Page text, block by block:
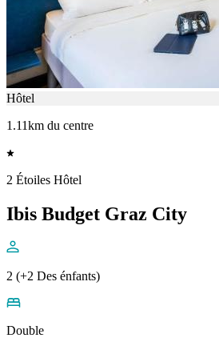
Hôtel
1.11km du centre
2 Étoiles Hôtel
Ibis Budget Graz City
2 (+2 Des énfants)
Double